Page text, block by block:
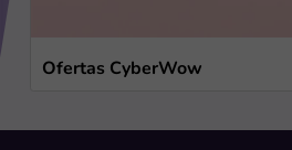
Ofertas CyberWow